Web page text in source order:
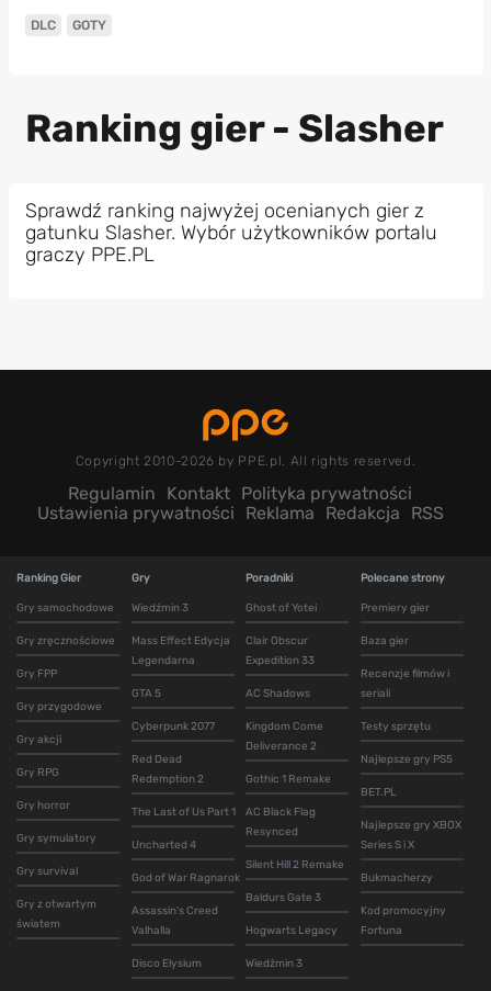
DLC GOTY
Ranking gier - Slasher
Sprawdź ranking najwyżej ocenianych gier z
gatunku Slasher. Wybór użytkowników portalu
graczy PPE.PL
Copyright 2010-2026 by PPE.pl. All rights reserved.
Regulamin Kontakt Polityka prywatności
Ustawienia prywatności
Reklama Redakcja RSS
Ranking Gier
Gry samochodowe
Gry zręcznościowe
Gry FPP
Gry przygodowe
Gry akcji
Gry RPG
Gry horror
Gry symulatory
Gry survival
Gry z otwartym
światem
Gry
Wiedźmin 3
Mass Effect Edycja
Legendarna
GTA 5
Cyberpunk 2077
Red Dead
Redemption 2
The Last of Us Part 1
Uncharted 4
God of War Ragnarok
Assassin's Creed
Valhalla
Disco Elysium
Poradniki
Ghost of Yotei
Clair Obscur
Expedition 33
AC Shadows
Kingdom Come
Deliverance 2
Gothic 1 Remake
AC Black Flag
Resynced
Silent Hill 2 Remake
Baldurs Gate 3
Hogwarts Legacy
Wiedźmin 3
Polecane strony
Premiery gier
Baza gier
Recenzje filmów i
seriali
Testy sprzętu
Najlepsze gry PS5
BET.PL
Najlepsze gry XBOX
Series S i X
Bukmacherzy
Kod promocyjny
Fortuna